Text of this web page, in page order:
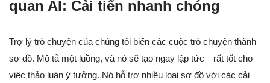
quan AI: Cải tiến nhanh chóng
Trợ lý trò chuyện của chúng tôi biến các cuộc trò chuyện thành
sơ đồ. Mô tả một luồng, và nó sẽ tạo ngay lập tức—rất tốt cho
việc thảo luận ý tưởng. Nó hỗ trợ nhiều loại sơ đồ với các cải